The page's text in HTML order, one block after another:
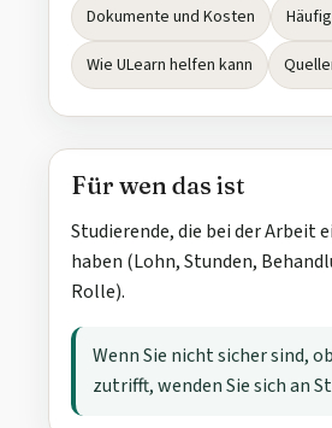
Dokumente und Kosten
Wie ULearn helfen kann
Für wen das ist
Studierende, die bei der Arbeit
haben (Lohn, Stunden,
Rolle).
Wenn Sie nicht sicher sind,
zutrifft, wenden Sie sich an